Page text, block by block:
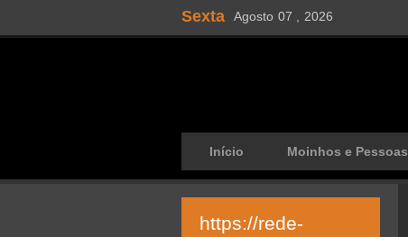
Sexta Agosto 07 , 2026
Início Moinhos e Pessoas
https://rede-